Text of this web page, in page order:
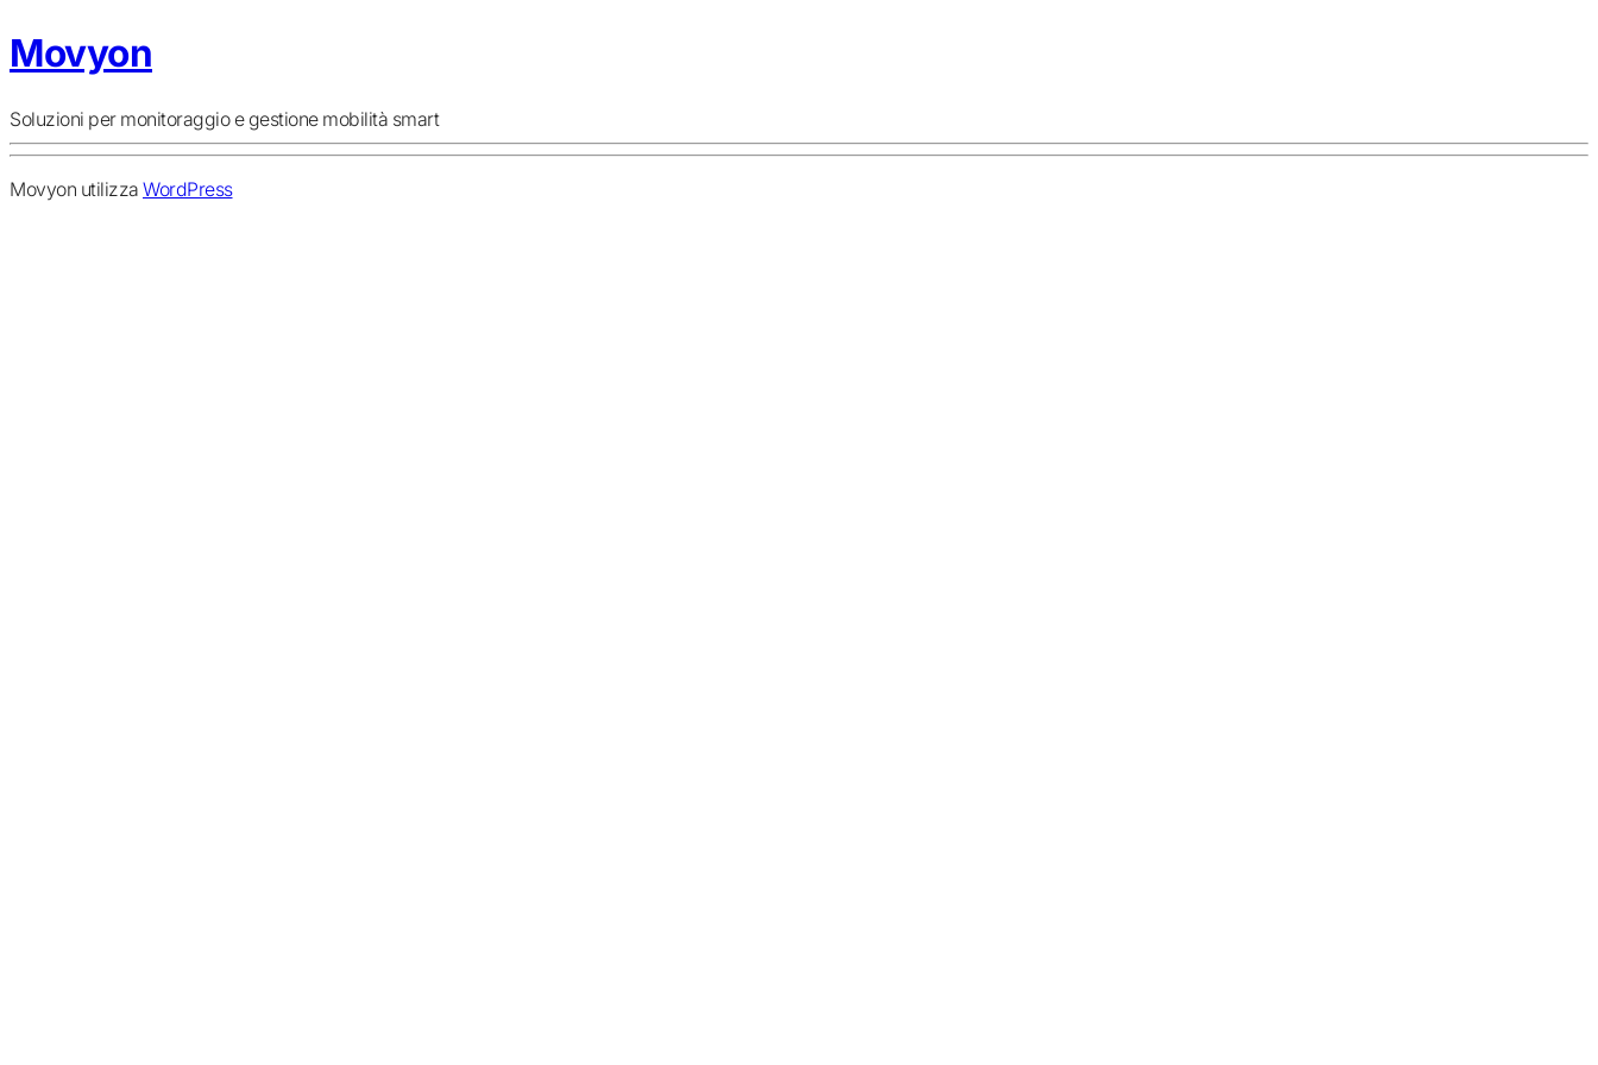
Movyon
Soluzioni per monitoraggio e gestione mobilità smart
Movyon utilizza WordPress